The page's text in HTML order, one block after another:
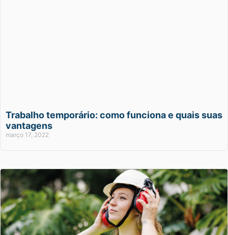
Trabalho temporário: como funciona e quais suas
vantagens
março 17, 2022